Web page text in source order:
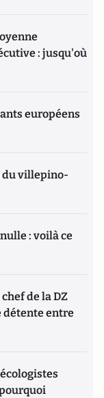
: jusqu'où
européens
du villepino-
: voilà ce
de la DZ
détente entre